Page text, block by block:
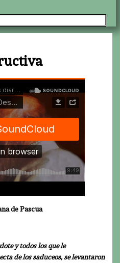
de Pascua
y todos los que le
de los saduceos, se levantaron